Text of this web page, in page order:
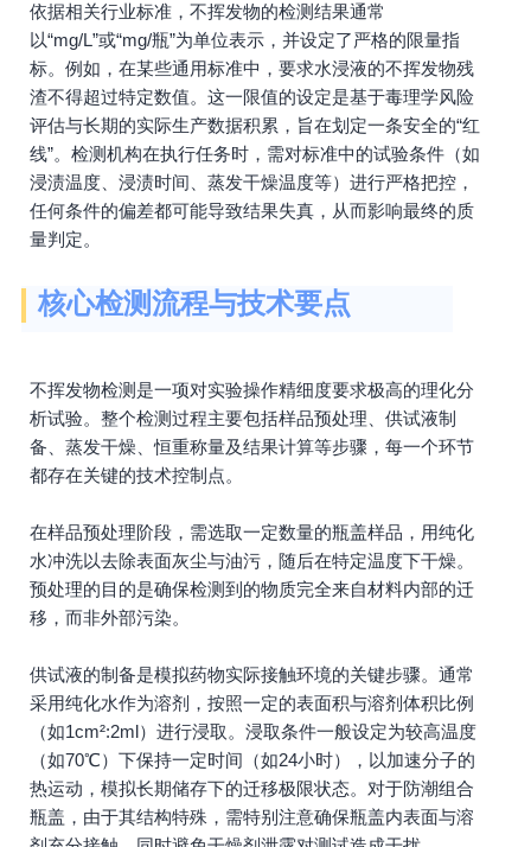
依据相关行业标准，不挥发物的检测结果通常
以“mg/L”或“mg/瓶”为单位表示，并设定了严格的限量指
标。例如，在某些通用标准中，要求水浸液的不挥发物残
渣不得超过特定数值。这一限值的设定是基于毒理学风险
评估与长期的实际生产数据积累，旨在划定一条安全的“红
线”。检测机构在执行任务时，需对标准中的试验条件（如
浸渍温度、浸渍时间、蒸发干燥温度等）进行严格把控，
任何条件的偏差都可能导致结果失真，从而影响最终的质
量判定。
核心检测流程与技术要点
不挥发物检测是一项对实验操作精细度要求极高的理化分
析试验。整个检测过程主要包括样品预处理、供试液制
备、蒸发干燥、恒重称量及结果计算等步骤，每一个环节
都存在关键的技术控制点。
在样品预处理阶段，需选取一定数量的瓶盖样品，用纯化
水冲洗以去除表面灰尘与油污，随后在特定温度下干燥。
预处理的目的是确保检测到的物质完全来自材料内部的迁
移，而非外部污染。
供试液的制备是模拟药物实际接触环境的关键步骤。通常
采用纯化水作为溶剂，按照一定的表面积与溶剂体积比例
（如1cm²:2ml）进行浸取。浸取条件一般设定为较高温度
（如70℃）下保持一定时间（如24小时），以加速分子的
热运动，模拟长期储存下的迁移极限状态。对于防潮组合
瓶盖，由于其结构特殊，需特别注意确保瓶盖内表面与溶